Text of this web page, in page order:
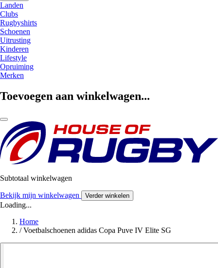
Landen
Clubs
Rugbyshirts
Schoenen
Uitrusting
Kinderen
Lifestyle
Opruiming
Merken
Toevoegen aan winkelwagen...
Subtotaal winkelwagen
Bekijk mijn winkelwagen Verder winkelen
Loading...
Home
/ Voetbalschoenen adidas Copa Puve IV Elite SG